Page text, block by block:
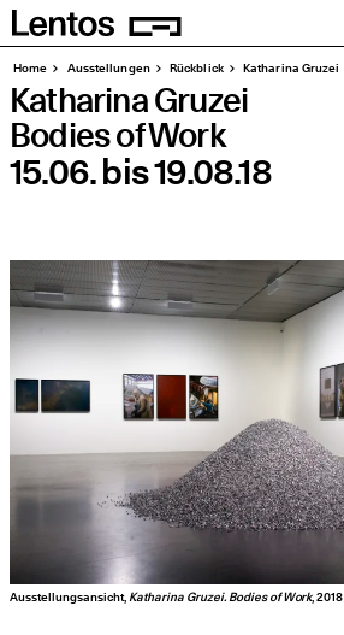
Homepage
Seiten
Home Aus­stel­lun­gen Rück­blick Katha­ri­na Gruzei
Katha­ri­na Gruzei
Bodies of Work
15.06.bis19.08.18
Ausstellungsansicht, Katharina Gruzei. Bodies of Work, 2018